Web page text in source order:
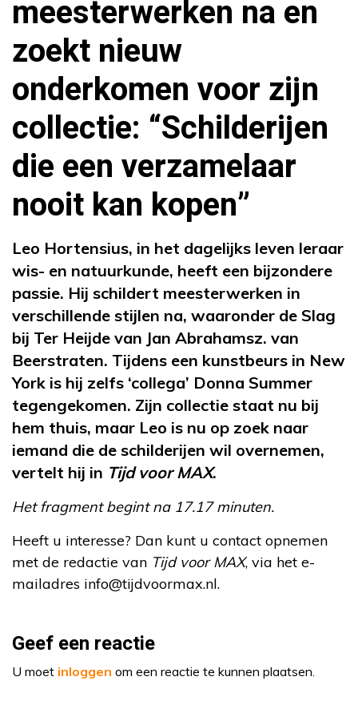
meesterwerken na en
zoekt nieuw
onderkomen voor zijn
collectie: “Schilderijen
die een verzamelaar
nooit kan kopen”
Leo Hortensius, in het dagelijks leven leraar
wis- en natuurkunde, heeft een bijzondere
passie. Hij schildert meesterwerken in
verschillende stijlen na, waaronder de Slag
bij Ter Heijde van Jan Abrahamsz. van
Beerstraten. Tijdens een kunstbeurs in New
York is hij zelfs ‘collega’ Donna Summer
tegengekomen. Zijn collectie staat nu bij
hem thuis, maar Leo is nu op zoek naar
iemand die de schilderijen wil overnemen,
vertelt hij in Tijd voor MAX.
Het fragment begint na 17.17 minuten.
Heeft u interesse? Dan kunt u contact opnemen
met de redactie van Tijd voor MAX, via het e-
mailadres info@tijdvoormax.nl.
Geef een reactie
U moet inloggen om een reactie te kunnen plaatsen.